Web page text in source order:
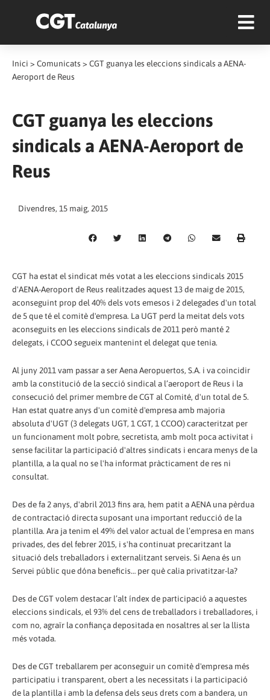
Inici > Comunicats > CGT guanya les eleccions sindicals a AENA-
Aeroport de Reus
CGT guanya les eleccions
sindicals a AENA-Aeroport de
Reus
Divendres, 15 maig, 2015
CGT ha estat el sindicat més votat a les eleccions sindicals 2015
d'AENA-Aeroport de Reus realitzades aquest 13 de maig de 2015,
aconseguint prop del 40% dels vots emesos i 2 delegades d'un total
de 5 que té el comitè d'empresa. La UGT perd la meitat dels vots
aconseguits en les eleccions sindicals de 2011 però manté 2
delegats, i CCOO segueix mantenint el delegat que tenia.
Al juny 2011 vam passar a ser Aena Aeropuertos, S.A. i va coincidir
amb la constitució de la secció sindical a l’aeroport de Reus i la
consecució del primer membre de CGT al Comité, d'un total de 5.
Han estat quatre anys d'un comitè d'empresa amb majoria
absoluta d'UGT (3 delegats UGT, 1 CGT, 1 CCOO) caracteritzat per
un funcionament molt pobre, secretista, amb molt poca activitat i
sense facilitar la participació d'altres sindicats i encara menys de la
plantilla, a la qual no se l'ha informat pràcticament de res ni
consultat.
Des de fa 2 anys, d'abril 2013 fins ara, hem patit a AENA una pèrdua
de contractació directa suposant una important reducció de la
plantilla. Ara ja tenim el 49% del valor actual de l’empresa en mans
privades, des del febrer 2015, i s'ha continuat precaritzant la
situació dels treballadors i externalitzant serveis. Si Aena és un
Servei públic que dóna beneficis… per què calia privatitzar-la?
Des de CGT volem destacar l’alt índex de participació a aquestes
eleccions sindicals, el 93% del cens de treballadors i treballadores, i
com no, agraïr la confiança depositada en nosaltres al ser la llista
més votada.
Des de CGT treballarem per aconseguir un comitè d'empresa més
participatiu i transparent, obert a les necessitats i la participació
de la plantilla i amb la defensa dels seus drets com a bandera, un